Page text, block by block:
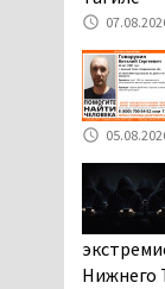
центра
Нижнего